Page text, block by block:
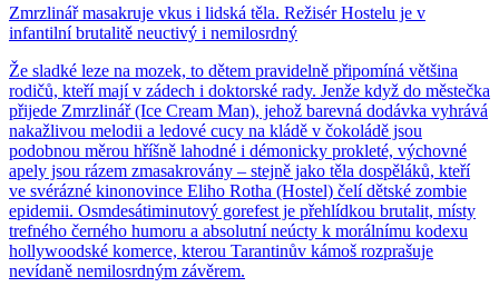
Zmrzlinář masakruje vkus i lidská těla. Režisér Hostelu je v
infantilní brutalitě neuctivý i nemilosrdný
Že sladké leze na mozek, to dětem pravidelně připomíná většina
rodičů, kteří mají v zádech i doktorské rady. Jenže když do městečka
přijede Zmrzlinář (Ice Cream Man), jehož barevná dodávka vyhrává
nakažlivou melodii a ledové cucy na kládě v čokoládě jsou
podobnou měrou hříšně lahodné i démonicky prokleté, výchovné
apely jsou rázem zmasakrovány – stejně jako těla dospěláků, kteří
ve svérázné kinonovince Eliho Rotha (Hostel) čelí dětské zombie
epidemii. Osmdesátiminutový gorefest je přehlídkou brutalit, místy
trefného černého humoru a absolutní neúcty k morálnímu kodexu
hollywoodské komerce, kterou Tarantinův kámoš rozprašuje
nevídaně nemilosrdným závěrem.